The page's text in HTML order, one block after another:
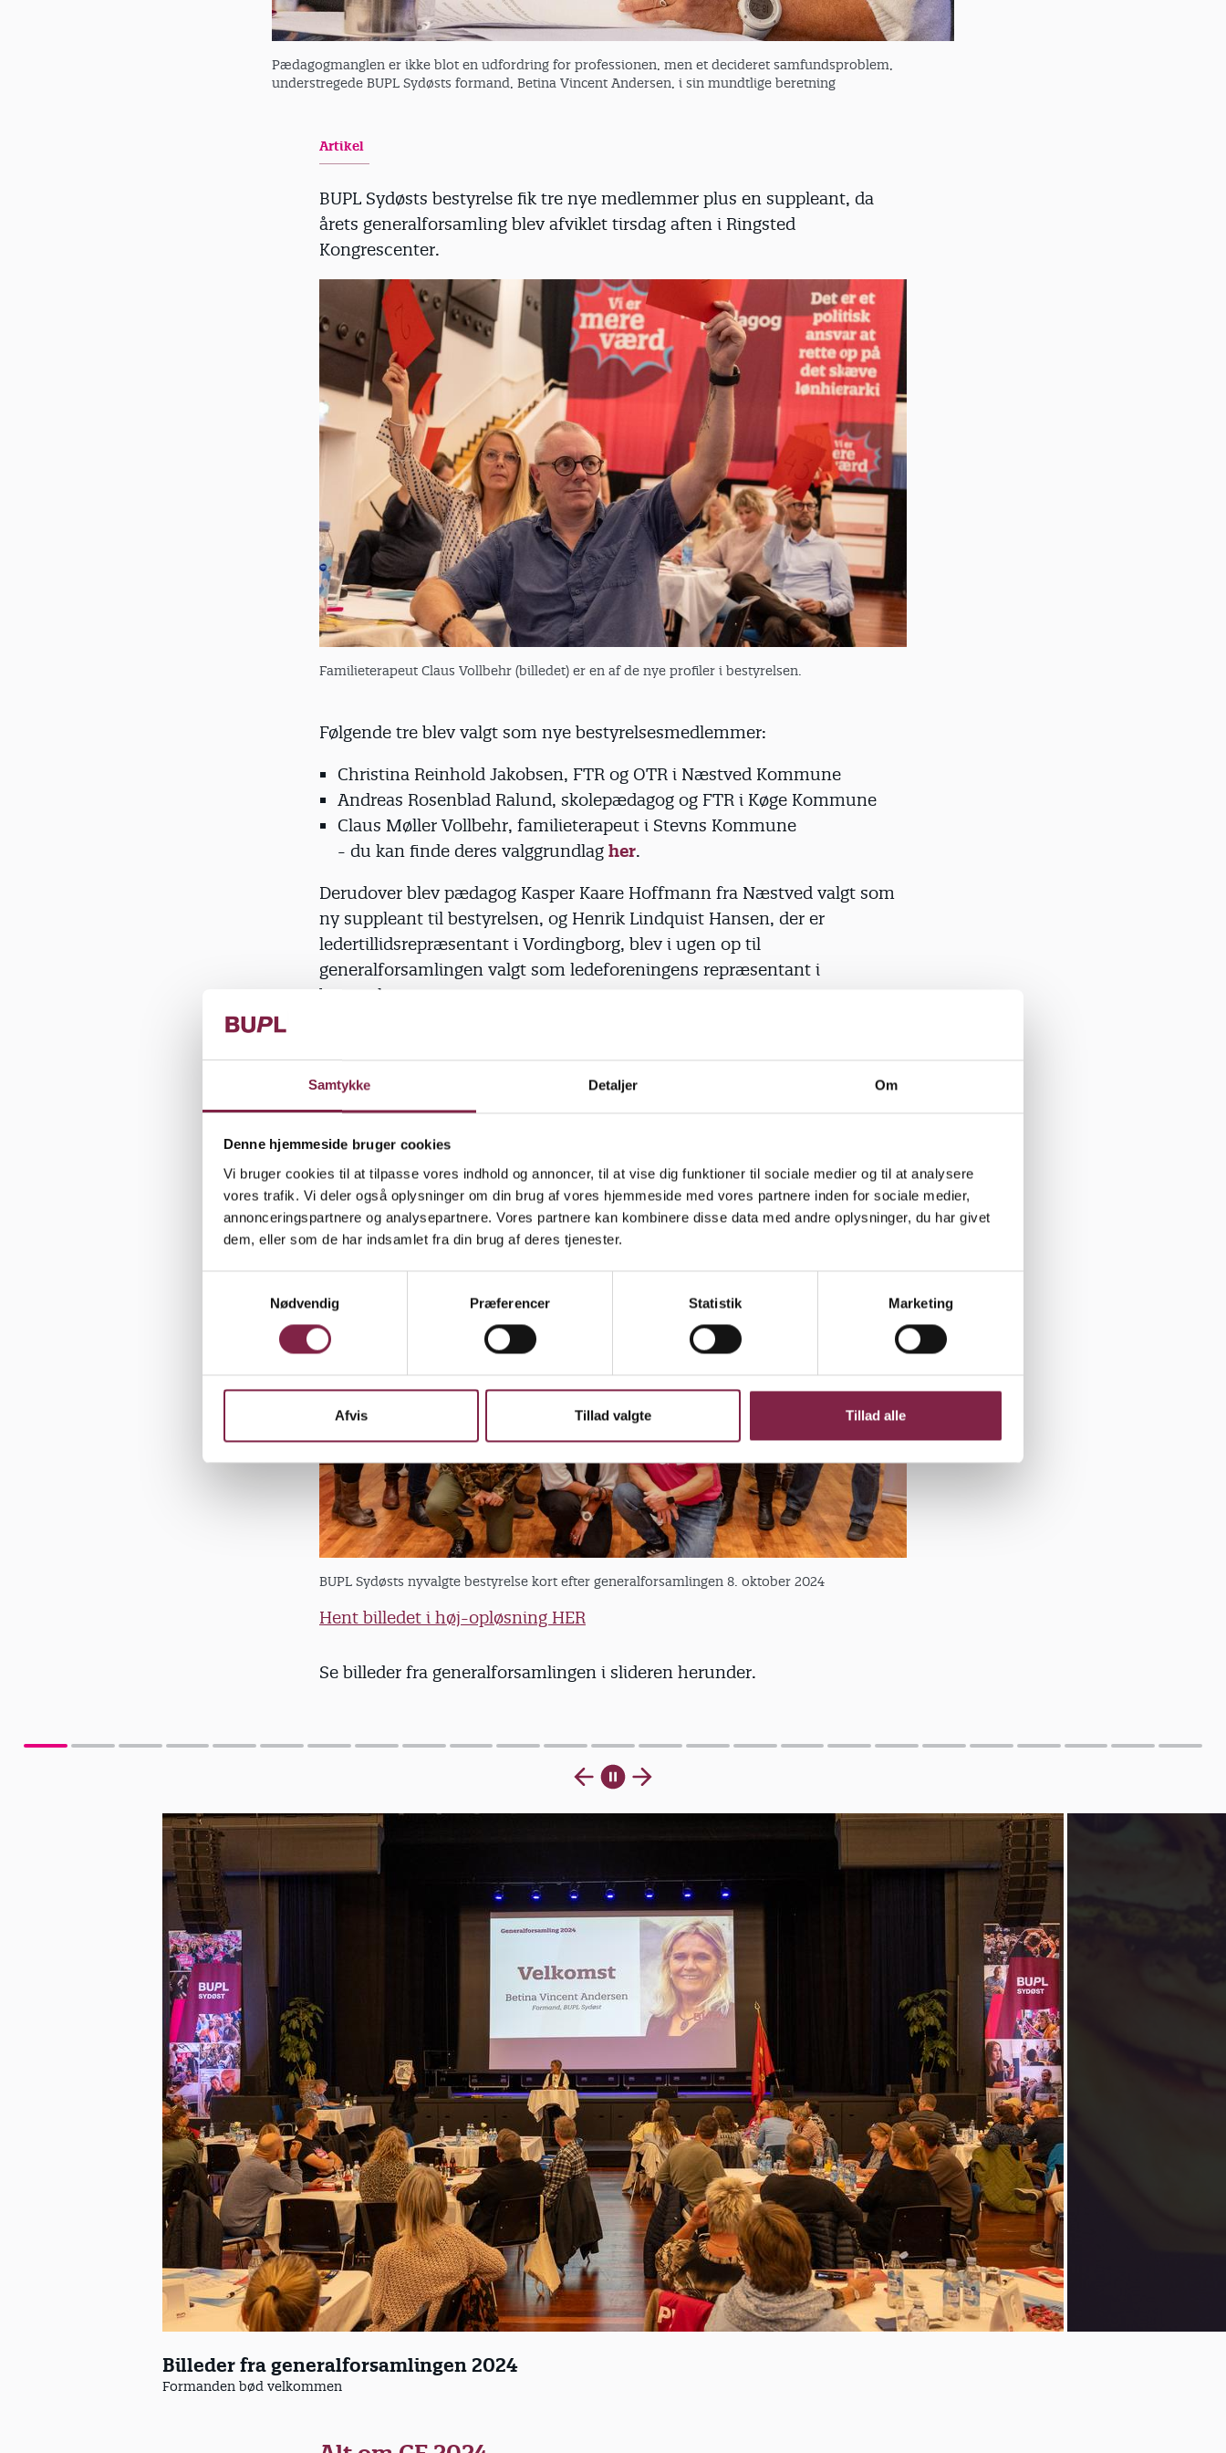
Samtykke Detaljer Om
Denne hjemmeside bruger cookies
Vi bruger cookies til at tilpasse vores indhold og annoncer, til at vise dig funktioner til sociale medier og til at analysere
vores trafik. Vi deler også oplysninger om din brug af vores hjemmeside med vores partnere inden for sociale medier,
annonceringspartnere og analysepartnere. Vores partnere kan kombinere disse data med andre oplysninger, du har givet
dem, eller som de har indsamlet fra din brug af deres tjenester.
v
Nødvendig Præferencer Statistik Marketing
Afvis Tillad valgte Tillad alle
Pædagogmanglen er ikke blot en udfordring for professionen, men et decideret samfundsproblem,
understregede BUPL Sydøsts formand, Betina Vincent Andersen, i sin mundtlige beretning
Artikel
BUPL Sydøsts bestyrelse fik tre nye medlemmer plus en suppleant, da
årets generalforsamling blev afviklet tirsdag aften i Ringsted
Kongrescenter.
Familieterapeut Claus Vollbehr (billedet) er en af de nye profiler i bestyrelsen.
Følgende tre blev valgt som nye bestyrelsesmedlemmer:
Christina Reinhold Jakobsen, FTR og OTR i Næstved Kommune
Andreas Rosenblad Ralund, skolepædagog og FTR i Køge Kommune
Claus Møller Vollbehr, familieterapeut i Stevns Kommune
- du kan finde deres valggrundlag her.
Derudover blev pædagog Kasper Kaare Hoffmann fra Næstved valgt som
ny suppleant til bestyrelsen, og Henrik Lindquist Hansen, der er
ledertillidsrepræsentant i Vordingborg, blev i ugen op til
generalforsamlingen valgt som ledeforeningens repræsentant i
bestyrelsen.
hovedbestyrelsesmedlemmer. Alle bestyrelsesmedlemmerne kan ses på
BUPL Sydøsts nyvalgte bestyrelse kort efter generalforsamlingen 8. oktober 2024
Hent billedet i høj-opløsning HER
Se billeder fra generalforsamlingen i slideren herunder.
Billeder fra generalforsamlingen 2024
Formanden bød velkommen